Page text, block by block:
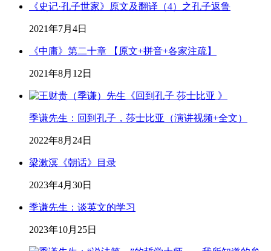
《史记·孔子世家》原文及翻译（4）之孔子返鲁
2021年7月4日
《中庸》第二十章 【原文+拼音+各家注疏】
2021年8月12日
季谦先生：回到孔子，莎士比亚（演讲视频+全文）
2022年8月24日
梁漱溟《朝话》目录
2023年4月30日
季谦先生：谈英文的学习
2023年10月25日